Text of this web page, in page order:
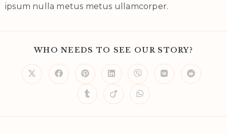
ipsum nulla metus metus ullamcorper.
WHO NEEDS TO SEE OUR STORY?